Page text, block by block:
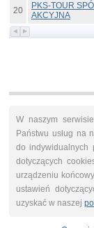
20
PKS-TOUR
AKCYJNA
W naszym
Państwu usług na
do indywidualnych
dotyczących
urządzeniu
ustawień
uzyskać w naszej